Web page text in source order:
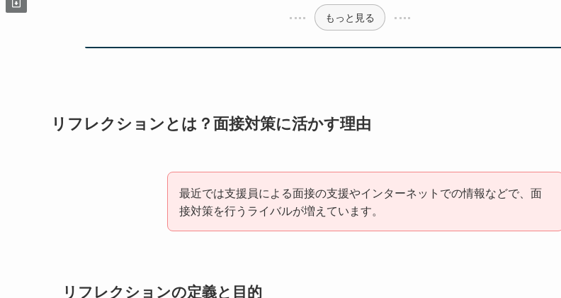
もっと見る
リフレクションとは？面接対策に活かす理由
最近では支援員による面接の支援やインターネットでの情報などで、面
接対策を行うライバルが増えています。
リフレクションの定義と目的